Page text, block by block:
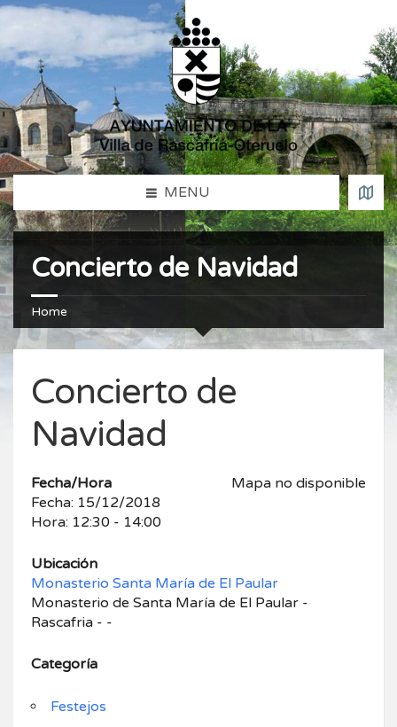
MENU
Concierto de Navidad
Home
Concierto de
Navidad
Mapa no disponible
Fecha/Hora
Fecha: 15/12/2018
Hora: 12:30 - 14:00
Ubicación
Monasterio Santa María de El Paular
Monasterio de Santa María de El Paular -
Rascafria - -
Categoría
Festejos